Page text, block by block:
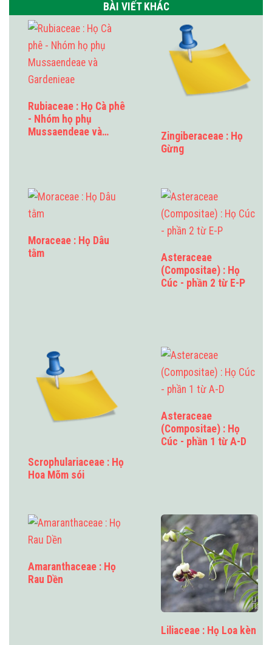
BÀI VIẾT KHÁC
Rubiaceae : Họ Cà phê
- Nhóm họ phụ
Mussaendeae và…
Zingiberaceae : Họ
Gừng
Moraceae : Họ Dâu
tằm
Asteraceae
(Compositae) : Họ
Cúc - phần 2 từ E-P
Scrophulariaceae : Họ
Hoa Mõm sói
Asteraceae
(Compositae) : Họ
Cúc - phần 1 từ A-D
Amaranthaceae : Họ
Rau Dền
Liliaceae : Họ Loa kèn